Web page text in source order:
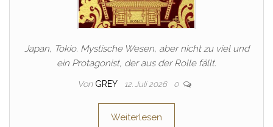
Japan, Tokio. Mystische Wesen, aber nicht zu viel und
ein Protagonist, der aus der Rolle fällt.
Von GREY 12. Juli 2026 0
Weiterlesen